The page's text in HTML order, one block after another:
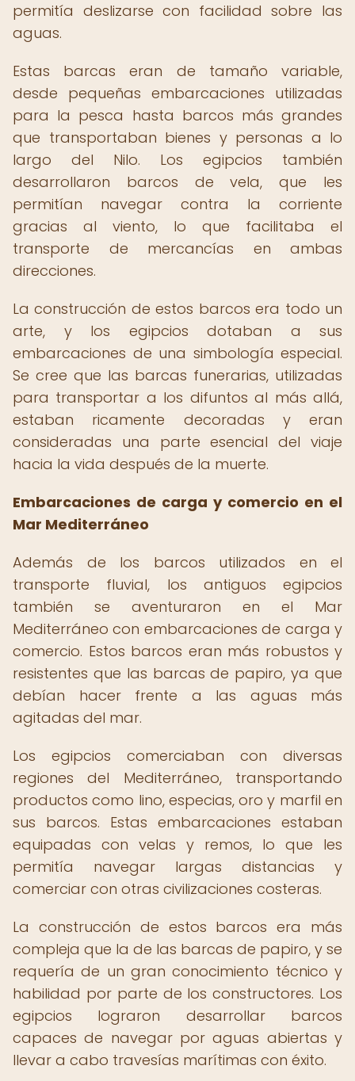
permitía deslizarse con facilidad sobre las
aguas.
Estas barcas eran de tamaño variable,
desde pequeñas embarcaciones utilizadas
para la pesca hasta barcos más grandes
que transportaban bienes y personas a lo
largo del Nilo. Los egipcios también
desarrollaron barcos de vela, que les
permitían navegar contra la corriente
gracias al viento, lo que facilitaba el
transporte de mercancías en ambas
direcciones.
La construcción de estos barcos era todo un
arte, y los egipcios dotaban a sus
embarcaciones de una simbología especial.
Se cree que las barcas funerarias, utilizadas
para transportar a los difuntos al más allá,
estaban ricamente decoradas y eran
consideradas una parte esencial del viaje
hacia la vida después de la muerte.
Embarcaciones de carga y comercio en el
Mar Mediterráneo
Además de los barcos utilizados en el
transporte fluvial, los antiguos egipcios
también se aventuraron en el Mar
Mediterráneo con embarcaciones de carga y
comercio. Estos barcos eran más robustos y
resistentes que las barcas de papiro, ya que
debían hacer frente a las aguas más
agitadas del mar.
Los egipcios comerciaban con diversas
regiones del Mediterráneo, transportando
productos como lino, especias, oro y marfil en
sus barcos. Estas embarcaciones estaban
equipadas con velas y remos, lo que les
permitía navegar largas distancias y
comerciar con otras civilizaciones costeras.
La construcción de estos barcos era más
compleja que la de las barcas de papiro, y se
requería de un gran conocimiento técnico y
habilidad por parte de los constructores. Los
egipcios lograron desarrollar barcos
capaces de navegar por aguas abiertas y
llevar a cabo travesías marítimas con éxito.